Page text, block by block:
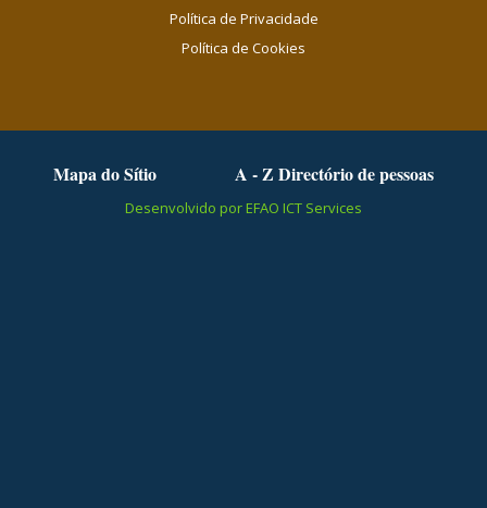
Política de Privacidade
Política de Cookies
Mapa do Sítio A - Z Directório de pessoas
Desenvolvido por EFAO ICT Services